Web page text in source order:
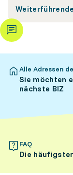
Alle Adressen
Sie möchten
nächste BIZ
FAQ
Die